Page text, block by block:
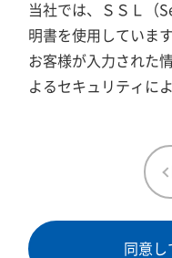
当社では、ＳＳＬ（
明書を使用しています
お客様が入力された
よるセキュリティに
同意し